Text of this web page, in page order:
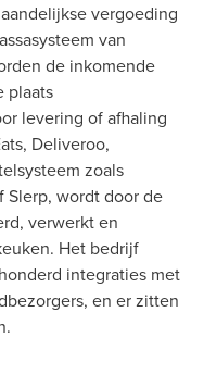
vergoeding
van
de inkomende
plaats
levering of afhaling
Deliveroo,
zoals
Slerp, wordt door de
verwerkt en
Het bedrijf
integraties met
en er zitten